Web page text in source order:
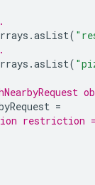
.asList(
.asList(
=
restriction